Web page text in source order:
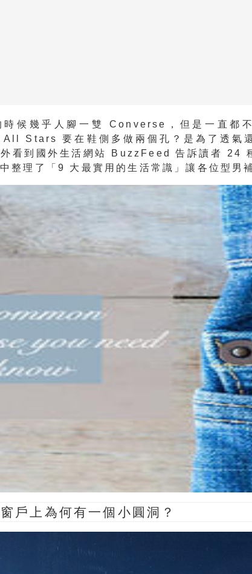
時候幾乎人腳一雙 Converse，但是一直都
Stars 要在鞋側多做兩個孔？是為了透氣
看到國外生活網站 BuzzFeed 告訴讀者 24
整理了「9 大最實用的生活常識」讓各位型男
戶上為何有一個小圓洞？